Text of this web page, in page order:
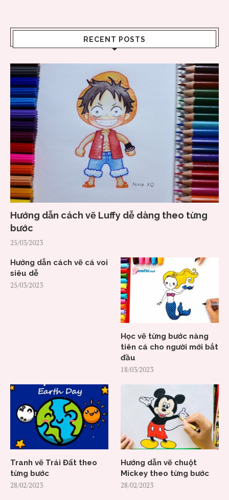
RECENT POSTS
Hướng dẫn cách vẽ Luffy dễ dàng theo từng
bước
25/03/2023
Hướng dẫn cách vẽ cá voi
siêu dễ
25/03/2023
Học vẽ từng bước nàng
tiên cá cho người mới bắt
đầu
18/03/2023
Tranh vẽ Trái Đất theo
từng bước
28/02/2023
Hướng dẫn vẽ chuột
Mickey theo từng bước
28/02/2023